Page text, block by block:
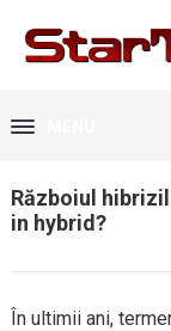
Războiul
in hybrid?
În ultimii ani,